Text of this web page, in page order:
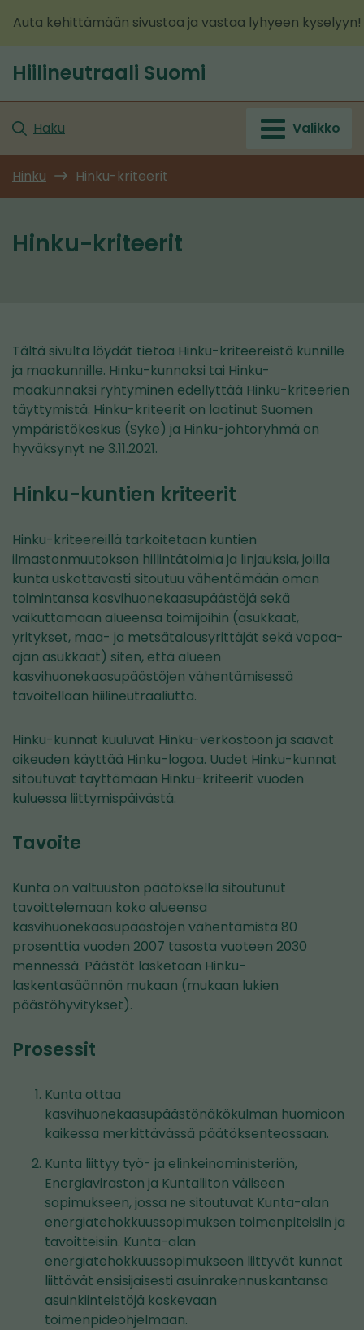
sisältöön
Auta kehittämään sivustoa ja vastaa lyhyeen kyselyyn!
Etusivu
Hiilineutraali Suomi
Haku Valikko
Hinku Hinku-kriteerit
Hinku-kriteerit
Tältä sivulta löydät tietoa Hinku-kriteereistä kunnille
ja maakunnille. Hinku-kunnaksi tai Hinku-
maakunnaksi ryhtyminen edellyttää Hinku-kriteerien
täyttymistä. Hinku-kriteerit on laatinut Suomen
ympäristökeskus (Syke) ja Hinku-johtoryhmä on
hyväksynyt ne 3.11.2021.
Hinku-kuntien kriteerit
Hinku-kriteereillä tarkoitetaan kuntien
ilmastonmuutoksen hillintätoimia ja linjauksia, joilla
kunta uskottavasti sitoutuu vähentämään oman
toimintansa kasvihuonekaasupäästöjä sekä
vaikuttamaan alueensa toimijoihin (asukkaat,
yritykset, maa- ja metsätalousyrittäjät sekä vapaa-
ajan asukkaat) siten, että alueen
kasvihuonekaasupäästöjen vähentämisessä
tavoitellaan hiilineutraaliutta.
Hinku-kunnat kuuluvat Hinku-verkostoon ja saavat
oikeuden käyttää Hinku-logoa. Uudet Hinku-kunnat
sitoutuvat täyttämään Hinku-kriteerit vuoden
kuluessa liittymispäivästä.
Tavoite
Kunta on valtuuston päätöksellä sitoutunut
tavoittelemaan koko alueensa
kasvihuonekaasupäästöjen vähentämistä 80
prosenttia vuoden 2007 tasosta vuoteen 2030
mennessä. Päästöt lasketaan Hinku-
laskentasäännön mukaan (mukaan lukien
päästöhyvitykset).
Prosessit
Kunta ottaa
kasvihuonekaasupäästönäkökulman huomioon
kaikessa merkittävässä päätöksenteossaan.
Kunta liittyy työ- ja elinkeinoministeriön,
Energiaviraston ja Kuntaliiton väliseen
sopimukseen, jossa ne sitoutuvat Kunta-alan
energiatehokkuussopimuksen toimenpiteisiin ja
tavoitteisiin. Kunta-alan
energiatehokkuussopimukseen liittyvät kunnat
liittävät ensisijaisesti asuinrakennuskantansa
asuinkiinteistöjä koskevaan
toimenpideohjelmaan.